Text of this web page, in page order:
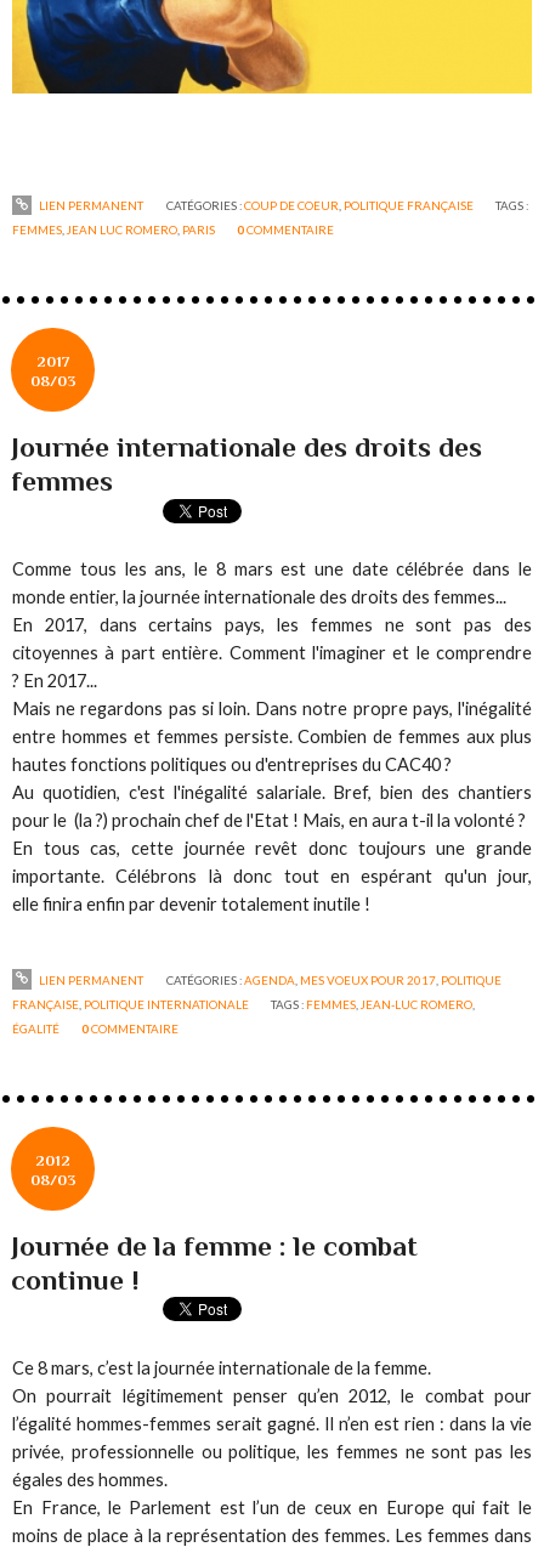
LIEN PERMANENT CATÉGORIES :COUP DE COEUR, POLITIQUE FRANÇAISE
TAGS :
FEMMES,JEAN LUC ROMERO, PARIS 0COMMENTAIRE
2017
08/03
Journée internationale des droits des
femmes
Comme tous les ans, le 8 mars est une date célébrée dans le
monde entier, la journée internationale des droits des femmes...
En 2017, dans certains pays, les femmes ne sont pas des
citoyennes à part entière. Comment l'imaginer et le comprendre
? En 2017...
Mais ne regardons pas si loin. Dans notre propre pays, l'inégalité
entre hommes et femmes persiste. Combien de femmes aux plus
hautes fonctions politiques ou d'entreprises du CAC40 ?
Au quotidien, c'est l'inégalité salariale. Bref, bien des chantiers
pour le (la ?) prochain chef de l'Etat ! Mais, en aura t-il la volonté ?
En tous cas, cette journée revêt donc toujours une grande
importante. Célébrons là donc tout en espérant qu'un jour,
elle finira enfin par devenir totalement inutile !
LIEN PERMANENT CATÉGORIES :AGENDA MES VOEUX POUR 2017, POLITIQUE
FRANÇAISE POLITIQUE INTERNATIONALE TAGS : FEMMES JEAN-LUC ROMERO
ÉGALITÉ
0COMMENTAIRE
2012
08/03
Journée de la femme : le combat
continue !
Ce 8 mars, c’est la journée internationale de la femme.
On pourrait légitimement penser qu’en 2012, le combat pour
l’égalité hommes-femmes serait gagné. Il n’en est rien : dans la vie
privée, professionnelle ou politique, les femmes ne sont pas les
égales des hommes.
En France, le Parlement est l’un de ceux en Europe qui fait le
moins de place à la représentation des femmes. Les femmes dans